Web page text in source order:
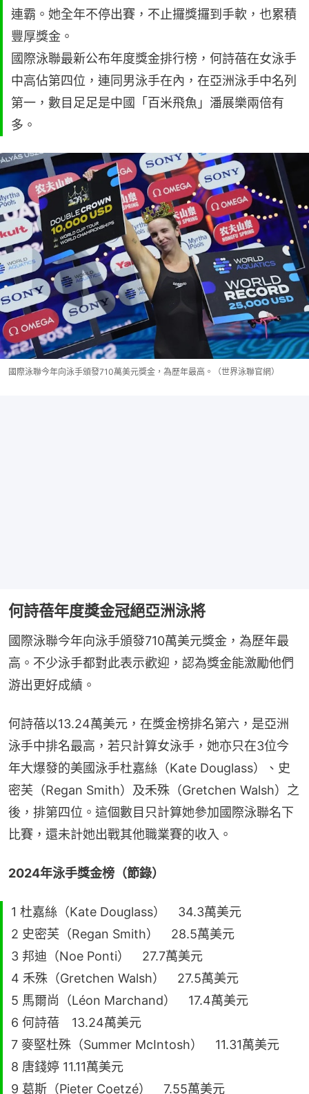
連霸。她全年不停出賽，不止攞獎攞到手軟，也累積
豐厚獎金。
國際泳聯最新公布年度獎金排行榜，何詩蓓在女泳手
中高佔第四位，連同男泳手在內，在亞洲泳手中名列
第一，數目足足是中國「百米飛魚」潘展樂兩倍有
多。
國際泳聯今年向泳手頒發710萬美元獎金，為歷年最高。（世界泳聯官網）
何詩蓓年度獎金冠絕亞洲泳將
國際泳聯今年向泳手頒發710萬美元獎金，為歷年最
高。不少泳手都對此表示歡迎，認為獎金能激勵他們
游出更好成績。
何詩蓓以13.24萬美元，在獎金榜排名第六，是亞洲
泳手中排名最高，若只計算女泳手，她亦只在3位今
年大爆發的美國泳手杜嘉絲（Kate Douglass）、史
密芙（Regan Smith）及禾殊（Gretchen Walsh）之
後，排第四位。這個數目只計算她參加國際泳聯名下
比賽，還未計她出戰其他職業賽的收入。
2024年泳手獎金榜（節錄）
1 杜嘉絲（Kate Douglass） 34.3萬美元
2 史密芙（Regan Smith） 28.5萬美元
3 邦迪（Noe Ponti） 27.7萬美元
4 禾殊（Gretchen Walsh） 27.5萬美元
5 馬爾尚（Léon Marchand） 17.4萬美元
6 何詩蓓 13.24萬美元
7 麥堅杜殊（Summer McIntosh） 11.31萬美元
8 唐錢婷 11.11萬美元
9 葛斯（Pieter Coetzé） 7.55萬美元